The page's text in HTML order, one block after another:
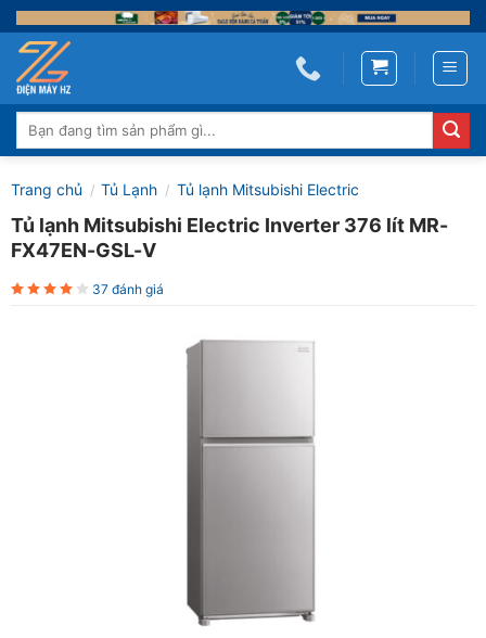
Skip
to
content
Tìm
kiếm:
Trang chủ / Tủ Lạnh / Tủ lạnh Mitsubishi Electric
Tủ lạnh Mitsubishi Electric Inverter 376 lít MR-
FX47EN-GSL-V
37 đánh giá